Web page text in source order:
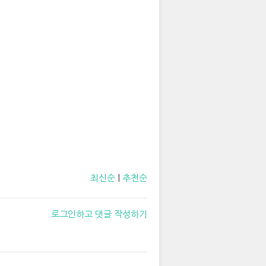
최신순 추천순
로그인하고 댓글 작성하기